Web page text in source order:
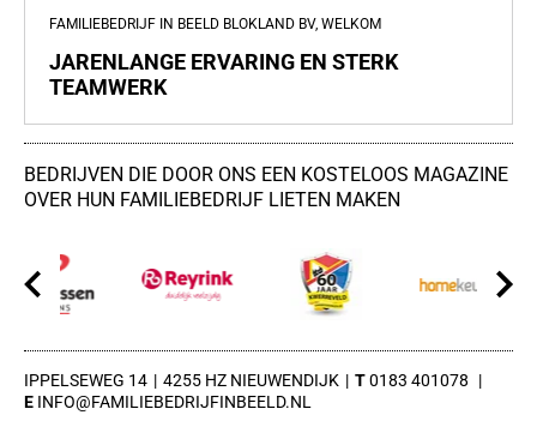
FAMILIEBEDRIJF IN BEELD BLOKLAND BV, WELKOM
JARENLANGE ERVARING EN STERK
TEAMWERK
BEDRIJVEN DIE DOOR ONS EEN KOSTELOOS MAGAZINE
OVER HUN FAMILIEBEDRIJF LIETEN MAKEN
IPPELSEWEG 14 4255 HZ NIEUWENDIJK
0183 401078
INFO@FAMILIEBEDRIJFINBEELD.NL